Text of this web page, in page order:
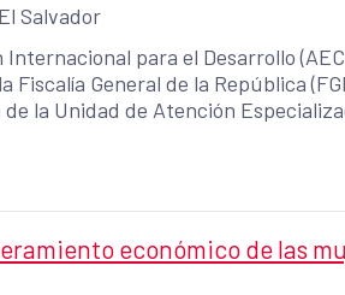
Salvador
para el Desarrollo
Fiscalía General de la República
la Unidad de Atención
económico de las